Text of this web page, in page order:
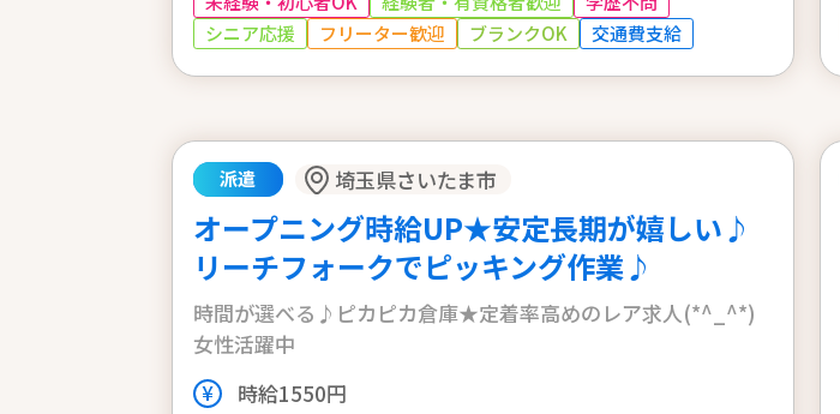
シニア応援
フリーター歓迎 ブランクOK 交通費支給
派遣 埼玉県さいたま市
オープニング時給UP★安定長期が嬉しい♪
リーチフォークでピッキング作業♪
時間が選べる♪ピカピカ倉庫★定着率高めのレア求人(*^_^*)
女性活躍中
時給1550円